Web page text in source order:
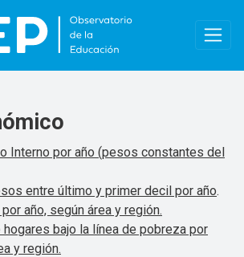
Interno por año (pesos constantes del
entre último y primer decil por año.
año, según área y región.
hogares bajo la línea de pobreza por
y región.